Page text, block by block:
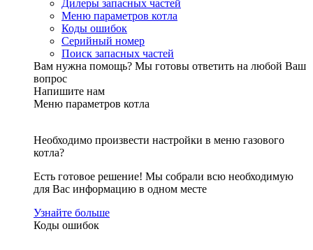
Дилеры запасных частей
Меню параметров котла
Коды ошибок
Серийный номер
Поиск запасных частей
Вам нужна помощь? Мы готовы ответить на любой Ваш
вопрос
Напишите нам
Меню параметров котла
Необходимо произвести настройки в меню газового
котла?
Есть готовое решение! Мы собрали всю необходимую
для Вас информацию в одном месте
Узнайте больше
Коды ошибок